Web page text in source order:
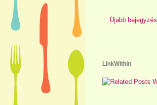
Újabb bejegyzés
LinkWithin